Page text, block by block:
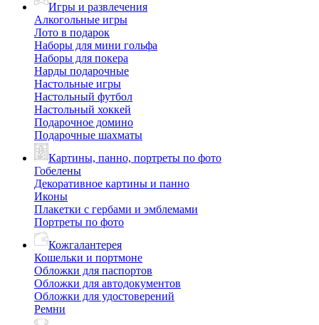
Игры и развлечения
Алкогольные игры
Лото в подарок
Наборы для мини гольфа
Наборы для покера
Нарды подарочные
Настольные игры
Настольный футбол
Настольный хоккей
Подарочное домино
Подарочные шахматы
Картины, панно, портреты по фото
Гобелены
Декоративное картины и панно
Иконы
Плакетки с гербами и эмблемами
Портреты по фото
Кожгалантерея
Кошельки и портмоне
Обложки для паспортов
Обложки для автодокументов
Обложки для удостоверений
Ремни